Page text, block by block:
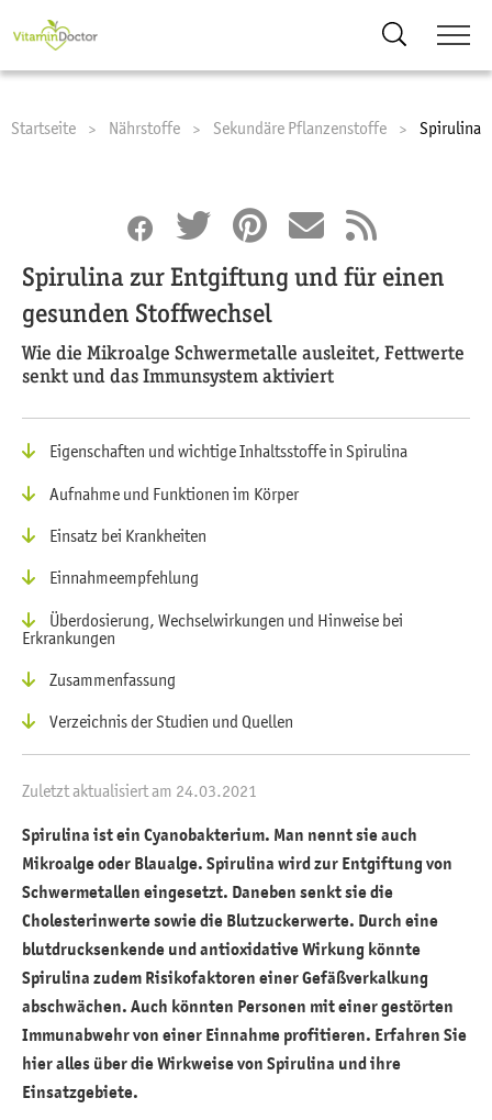
Startseite Nährstoffe Sekundäre Pflanzenstoffe Current:
Spirulina
Spirulina zur Entgiftung und für einen
gesunden Stoffwechsel
Wie die Mikroalge Schwermetalle ausleitet, Fettwerte
senkt und das Immunsystem aktiviert
Eigenschaften und wichtige Inhaltsstoffe in Spirulina
Aufnahme und Funktionen im Körper
Einsatz bei Krankheiten
Einnahmeempfehlung
Überdosierung, Wechselwirkungen und Hinweise bei
Erkrankungen
Zusammenfassung
Verzeichnis der Studien und Quellen
Zuletzt aktualisiert am 24.03.2021
Spirulina ist ein Cyanobakterium. Man nennt sie auch
Mikroalge oder Blaualge. Spirulina wird zur Entgiftung von
Schwermetallen eingesetzt. Daneben senkt sie die
Cholesterinwerte sowie die Blutzuckerwerte. Durch eine
blutdrucksenkende und antioxidative Wirkung könnte
Spirulina zudem Risikofaktoren einer Gefäßverkalkung
abschwächen. Auch könnten Personen mit einer gestörten
Immunabwehr von einer Einnahme profitieren. Erfahren Sie
hier alles über die Wirkweise von Spirulina und ihre
Einsatzgebiete.